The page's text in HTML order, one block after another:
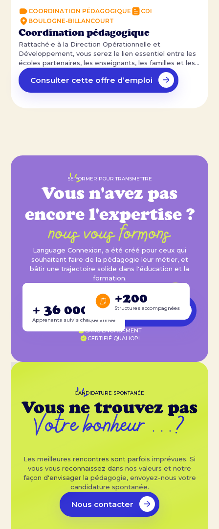
COORDINATION PÉDAGOGIQUE
CDI
BOULOGNE-BILLANCOURT
Coordination pédagogique
Rattaché·e à la Direction Opérationnelle et
Développement, vous serez le lien essentiel entre les
écoles partenaires, les enseignants, les familles et les
équipes internes.
Consulter cette offre d’emploi
SE FORMER POUR TRANSMETTRE
Vous n'avez pas
encore l'expertise ?
nous vous formons
Language Connexion, a été créé pour ceux qui
souhaitent faire de la pédagogie leur métier, et
bâtir une trajectoire solide dans l'éducation et la
formation.
+10 ans
D’expertise
+ 36 000
Apprenants suivis chaque année
+200
Structures accompagnées
Assistant éducatif &
pédagogique
SANS ENGAGEMENT
CERTIFIÉ QUALIOPI
CANDIDATURE SPONTANÉE
Vous ne trouvez pas
Votre bonheur ...?
Les meilleures rencontres sont parfois imprévues. Si
vous vous reconnaissez dans nos valeurs et notre
façon d'envisager la pédagogie, envoyez-nous votre
candidature spontanée.
Nous contacter